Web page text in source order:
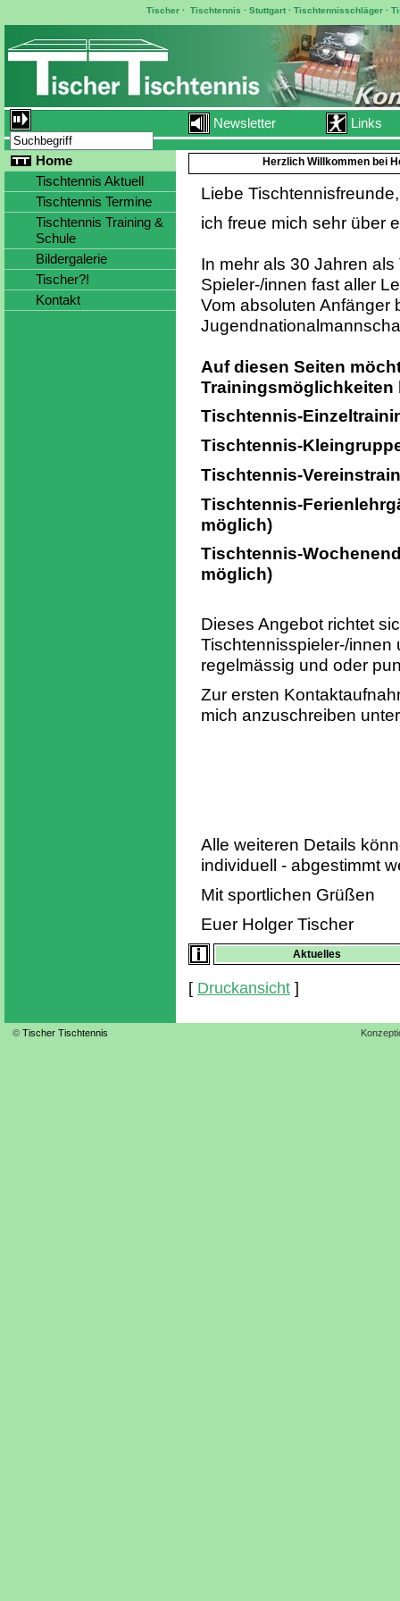
Tischer ·Tischtennis ·Stuttgart ·Tischtennisschläger ·
Newsletter Links
Herzlich Willkommen bei
Liebe Tischtennisfreunde,
ich freue mich sehr über
In mehr als 30 Jahren
Spieler-/innen fast aller
Vom absoluten Anfänger
Auf diesen Seiten
Trainingsmöglichkeiten
Tischtennis-
Tischtennis-
Tischtennis-
Tischtennis-
möglich)
Tischtennis-
möglich)
Dieses Angebot richtet
Tischtennisspieler-/innen
regelmässig und oder
Zur ersten
mich anzuschreiben
Alle weiteren Details
individuell - abgestimmt
Mit sportlichen Grüßen
Euer Holger Tischer
Aktuelles
[ Druckansicht ]
Home
Tischtennis Aktuell
Tischtennis Termine
Tischtennis Training &
Schule
Bildergalerie
Tischer?!
Kontakt
© Tischer Tischtennis